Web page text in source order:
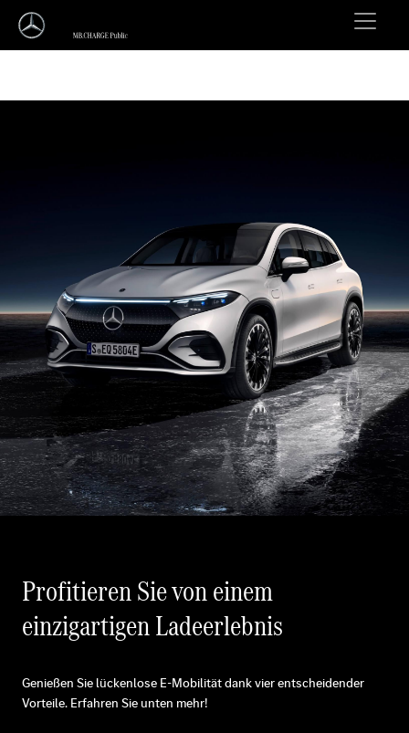
Profitieren Sie von einem
einzigartigen Ladeerlebnis
Genießen Sie lückenlose E-Mobilität dank vier entscheidender
Vorteile. Erfahren Sie unten mehr!